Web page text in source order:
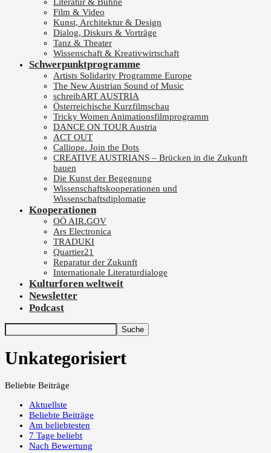
Film & Video
Kunst, Architektur & Design
Dialog, Diskurs & Vorträge
Tanz & Theater
Wissenschaft & Kreativwirtschaft
Schwerpunktprogramme
Artists Solidarity Programme Europe
The New Austrian Sound of Music
schreibART AUSTRIA
Österreichische Kurzfilmschau
Tricky Women Animationsfilmprogramm
DANCE ON TOUR Austria
ACT OUT
Calliope. Join the Dots
CREATIVE AUSTRIANS – Brücken in die Zukunft
bauen
Die Kunst der Begegnung
Wissenschaftskooperationen und
Wissenschaftsdiplomatie
Kooperationen
OÖ AIR.GOV
Ars Electronica
TRADUKI
Quartier21
Reparatur der Zukunft
Internationale Literaturdialoge
Kulturforen weltweit
Newsletter
Podcast
Unkategorisiert
Beliebte Beiträge
Aktuellste
Beliebte Beiträge
Am beliebtesten
7 Tage beliebt
Nach Bewertung